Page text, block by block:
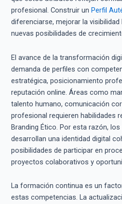
profesional. Construir un Perfil
diferenciarse, mejorar la
nuevas posibilidades de
El avance de la transformación
demanda de perfiles con
estratégica, posicionamiento
reputación online. Áreas como
talento humano, comunicación
profesional requieren habilidades
Branding Ético. Por esta razón,
desarrollan una identidad digital
posibilidades de participar en
proyectos colaborativos y
La formación continua es un
estas competencias. La